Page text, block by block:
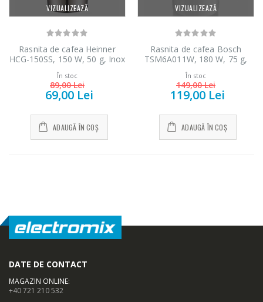
VIZUALIZEAZĂ
Rasnita de cafea Heinner
HCG-150SS, 150 W, 50 g, Inox
În stoc
89,00 Lei
69,00 Lei
ADAUGĂ ÎN COȘ
VIZUALIZEAZĂ
Rasnita de cafea Bosch
TSM6A011W, 180 W, 75 g,
cutit otel inoxidabil, Alb
În stoc
149,00 Lei
119,00 Lei
ADAUGĂ ÎN COȘ
DATE DE CONTACT
MAGAZIN ONLINE:
+40 721 210 532